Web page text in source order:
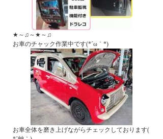
★～♫～★～♫
お車のチャック作業中です(*´ω｀*)
お車全体を磨き上げながらチェックしております(